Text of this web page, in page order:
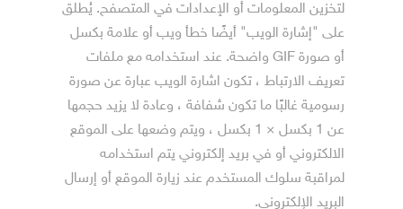
لتخزين المعلومات أو الإعدادات في المتصفح. يُطلق
على "إشارة الويب" أيضًا خطأ ويب أو علامة بكسل
أو صورة GIF واضحة. عند استخدامه مع ملفات
تعريف الارتباط ، تكون اشارة الويب عبارة عن صورة
رسومية غالبًا ما تكون شفافة ، وعادة لا يزيد حجمها
عن 1 بكسل × 1 بكسل ، ويتم وضعها على الموقع
الالكتروني أو في بريد إلكتروني يتم استخدامه
لمراقبة سلوك المستخدم عند زيارة الموقع أو إرسال
البريد الإلكتروني.